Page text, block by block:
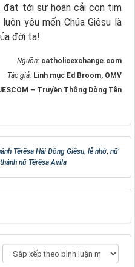
đạt tới sự hoán cải con tim
yêu mến Chúa Giêsu là
đời ta!
Nguồn: catholicexchange.com
Tác giả: Linh mục Ed Broom, OMV
– Truyền Thông Dòng Tên
Têrêsa Hài Đồng Giêsu, lễ nhớ, nữ
thánh nữ Têrêsa Avila